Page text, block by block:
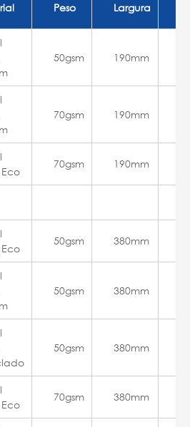
Peso Largura
50gsm 190mm
70gsm 190mm
70gsm 190mm
50gsm 380mm
50gsm 380mm
50gsm 380mm
70gsm 380mm